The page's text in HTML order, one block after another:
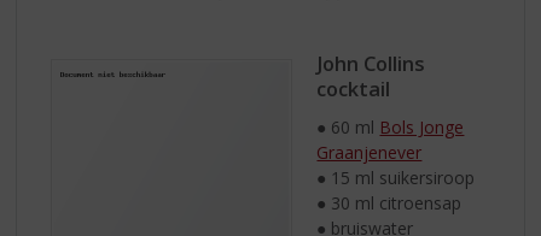
John Collins
cocktail
● 60 ml Bols Jonge
Graanjenever
● 15 ml suikersiroop
● 30 ml citroensap
● bruiswater